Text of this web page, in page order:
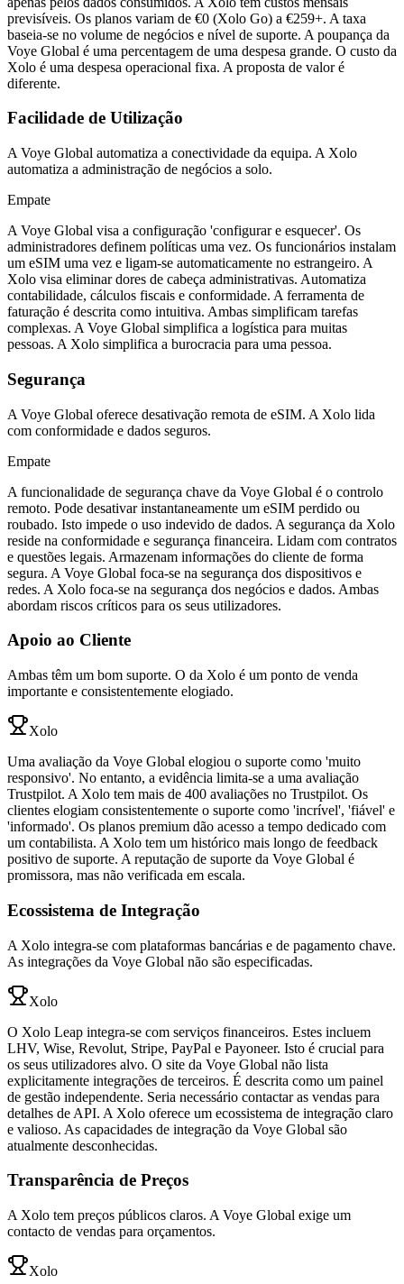
previsíveis. Os planos variam de €0 (Xolo Go) a €259+. A taxa
baseia-se no volume de negócios e nível de suporte. A poupança da
Voye Global é uma percentagem de uma despesa grande. O custo da
Xolo é uma despesa operacional fixa. A proposta de valor é
diferente.
Facilidade de Utilização
A Voye Global automatiza a conectividade da equipa. A Xolo
automatiza a administração de negócios a solo.
Empate
A Voye Global visa a configuração 'configurar e esquecer'. Os
administradores definem políticas uma vez. Os funcionários instalam
um eSIM uma vez e ligam-se automaticamente no estrangeiro. A
Xolo visa eliminar dores de cabeça administrativas. Automatiza
contabilidade, cálculos fiscais e conformidade. A ferramenta de
faturação é descrita como intuitiva. Ambas simplificam tarefas
complexas. A Voye Global simplifica a logística para muitas
pessoas. A Xolo simplifica a burocracia para uma pessoa.
Segurança
A Voye Global oferece desativação remota de eSIM. A Xolo lida
com conformidade e dados seguros.
Empate
A funcionalidade de segurança chave da Voye Global é o controlo
remoto. Pode desativar instantaneamente um eSIM perdido ou
roubado. Isto impede o uso indevido de dados. A segurança da Xolo
reside na conformidade e segurança financeira. Lidam com contratos
e questões legais. Armazenam informações do cliente de forma
segura. A Voye Global foca-se na segurança dos dispositivos e
redes. A Xolo foca-se na segurança dos negócios e dados. Ambas
abordam riscos críticos para os seus utilizadores.
Apoio ao Cliente
Ambas têm um bom suporte. O da Xolo é um ponto de venda
importante e consistentemente elogiado.
Xolo
Uma avaliação da Voye Global elogiou o suporte como 'muito
responsivo'. No entanto, a evidência limita-se a uma avaliação
Trustpilot. A Xolo tem mais de 400 avaliações no Trustpilot. Os
clientes elogiam consistentemente o suporte como 'incrível', 'fiável' e
'informado'. Os planos premium dão acesso a tempo dedicado com
um contabilista. A Xolo tem um histórico mais longo de feedback
positivo de suporte. A reputação de suporte da Voye Global é
promissora, mas não verificada em escala.
Ecossistema de Integração
A Xolo integra-se com plataformas bancárias e de pagamento chave.
As integrações da Voye Global não são especificadas.
Xolo
O Xolo Leap integra-se com serviços financeiros. Estes incluem
LHV, Wise, Revolut, Stripe, PayPal e Payoneer. Isto é crucial para
os seus utilizadores alvo. O site da Voye Global não lista
explicitamente integrações de terceiros. É descrita como um painel
de gestão independente. Seria necessário contactar as vendas para
detalhes de API. A Xolo oferece um ecossistema de integração claro
e valioso. As capacidades de integração da Voye Global são
atualmente desconhecidas.
Transparência de Preços
A Xolo tem preços públicos claros. A Voye Global exige um
contacto de vendas para orçamentos.
Xolo